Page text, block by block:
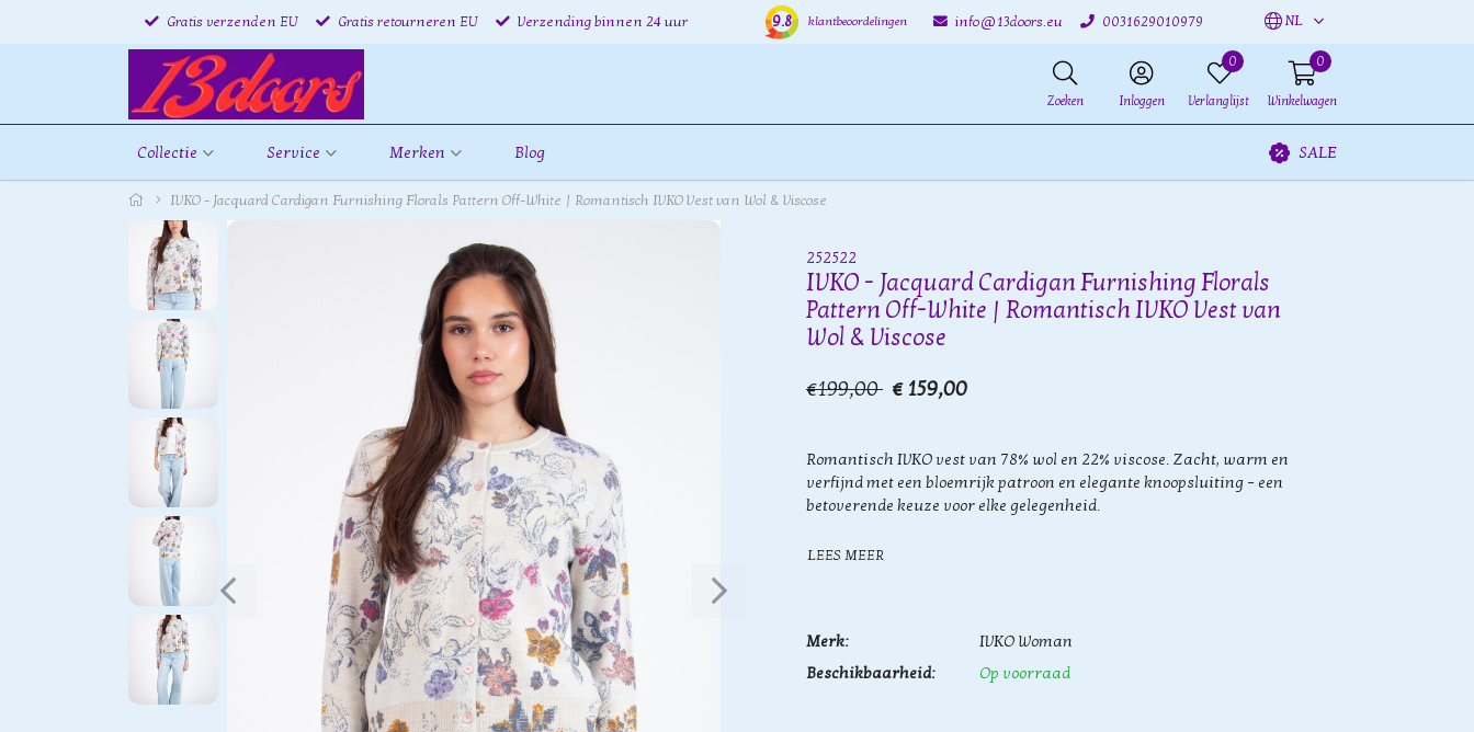
Gratis verzenden EU Gratis retourneren EU Verzending binnen 24 uur 9.8 klantbeoordelingen info@13doors.eu 0031629010979 NL
Zoeken Inloggen
0
Verlanglijst
0
Winkelwagen
Collectie Service Merken Blog SALE
IVKO - Jacquard Cardigan Furnishing Florals Pattern Off-White | Romantisch IVKO Vest van Wol & Viscose
252522
IVKO - Jacquard Cardigan Furnishing Florals
Pattern Off-White | Romantisch IVKO Vest van
Wol & Viscose
€199,00 € 159,00
Romantisch IVKO vest van 78% wol en 22% viscose. Zacht, warm en
verfijnd met een bloemrijk patroon en elegante knoopsluiting – een
betoverende keuze voor elke gelegenheid.
LEES MEER
Merk:
IVKO Woman
Beschikbaarheid:
Op voorraad